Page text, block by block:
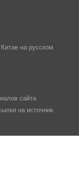
на русском
сайта
на источник.